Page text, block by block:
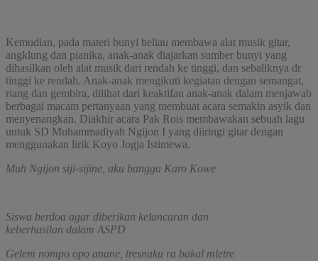
Kemudian, pada materi bunyi beliau membawa alat musik gitar,
angklung dan pianika, anak-anak diajarkan sumber bunyi yang
dihasilkan oleh alat musik dari rendah ke tinggi, dan sebaliknya dr
tinggi ke rendah. Anak-anak mengikuti kegiatan dengan semangat,
riang dan gembira, dilihat dari keaktifan anak-anak dalam menjawab
berbagai macam pertanyaan yang membuat acara semakin asyik dan
menyenangkan. Diakhir acara Pak Rois membawakan sebuah lagu
untuk SD Muhammadiyah Ngijon I yang diiringi gitar dengan
menggunakan lirik Koyo Jogja Istimewa.
Muh Ngijon siji-sijine, aku bangga Karo Kowe
Siswa berdoa agar diberikan kelancaran dan
keberhasilan dalam ASPD
Gelem nompo opo anane, tresnaku ra bakal mletre